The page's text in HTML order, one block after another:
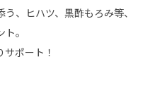
、ヒハツ、黒酢もろみ等、
。
ポート！